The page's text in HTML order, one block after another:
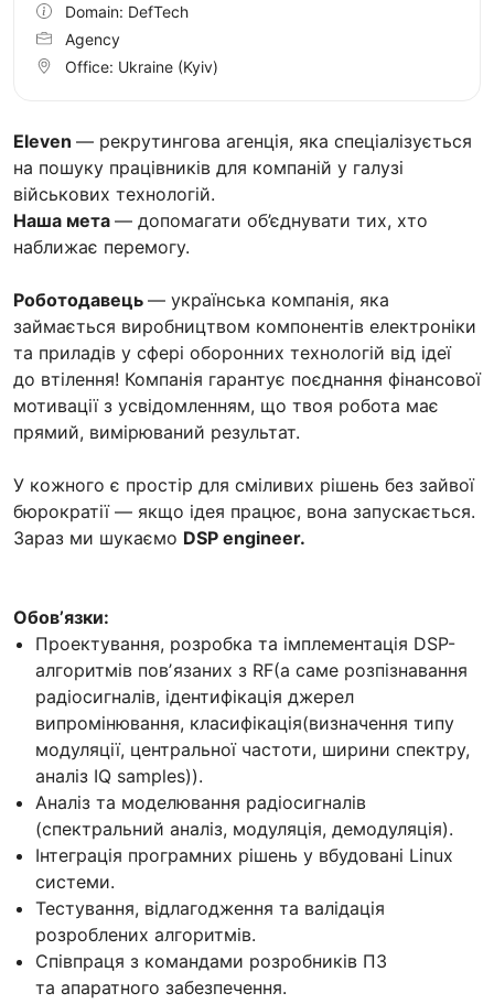
Eleven — рекрутингова агенція, яка спеціалізується
на пошуку працівників для компаній у галузі
військових технологій.
Наша мета — допомагати об’єднувати тих, хто
наближає перемогу.
Роботодавець — українська компанія, яка
займається виробництвом компонентів електроніки
та приладів у сфері оборонних технологій від ідеї
до втілення! Компанія гарантує поєднання фінансової
мотивації з усвідомленням, що твоя робота має
прямий, вимірюваний результат.
У кожного є простір для сміливих рішень без зайвої
бюрократії — якщо ідея працює, вона запускається.
Зараз ми шукаємо DSP engineer.
Обовʼязки:
Проектування, розробка та імплементація DSP-
алгоритмів повʼязаних з RF(а саме розпізнавання
радіосигналів, ідентифікація джерел
випромінювання, класифікація(визначення типу
модуляції, центральної частоти, ширини спектру,
аналіз IQ samples)).
Аналіз та моделювання радіосигналів
(спектральний аналіз, модуляція, демодуляція).
Інтеграція програмних рішень у вбудовані Linux
системи.
Тестування, відлагодження та валідація
розроблених алгоритмів.
Співпраця з командами розробників ПЗ
та апаратного забезпечення.
Domain: DefTech
Agency
Office: Ukraine (Kyiv)